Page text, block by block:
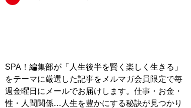
SPA！編集部が「人生後半を賢く楽しく生きる」
をテーマに厳選した記事をメルマガ会員限定で毎
週金曜日にメールでお届けします。仕事・お金・
性・人間関係…人生を豊かにする秘訣が見つかり